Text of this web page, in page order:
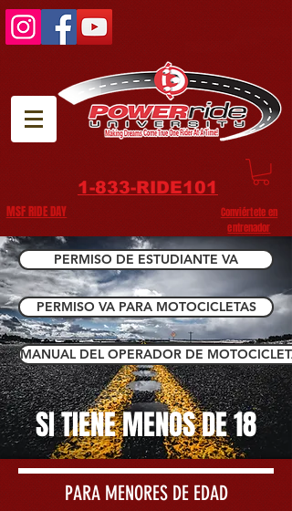
1-833-RIDE101
MSF RIDE DAY
Conviértete en
entrenador
PERMISO DE ESTUDIANTE VA
PERMISO VA PARA MOTOCICLETAS
MANUAL DEL OPERADOR DE
SI TIENE MENOS DE 18
PARA MENORES DE EDAD